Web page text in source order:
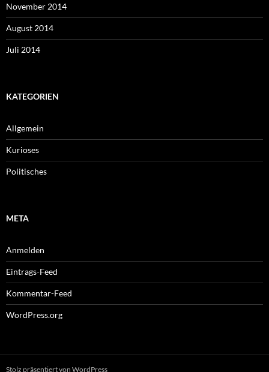
November 2014
August 2014
Juli 2014
KATEGORIEN
Allgemein
Kurioses
Politisches
META
Anmelden
Eintrags-Feed
Kommentar-Feed
WordPress.org
Stolz präsentiert von WordPress